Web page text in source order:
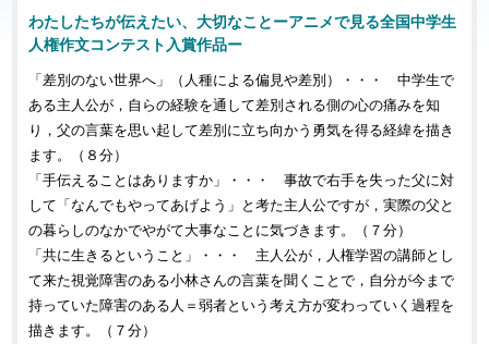
わたしたちが伝えたい、大切なことーアニメで見る全国中学生
人権作文コンテスト入賞作品ー
「差別のない世界へ」（人種による偏見や差別）・・・ 中学生で
ある主人公が，自らの経験を通して差別される側の心の痛みを知
り，父の言葉を思い起して差別に立ち向かう勇気を得る経緯を描き
ます。（８分）
「手伝えることはありますか」・・・ 事故で右手を失った父に対
して「なんでもやってあげよう」と考た主人公ですが，実際の父と
の暮らしのなかでやがて大事なことに気づきます。（７分）
「共に生きるということ」・・・ 主人公が，人権学習の講師とし
て来た視覚障害のある小林さんの言葉を聞くことで，自分が今まで
持っていた障害のある人＝弱者という考え方が変わっていく過程を
描きます。（７分）